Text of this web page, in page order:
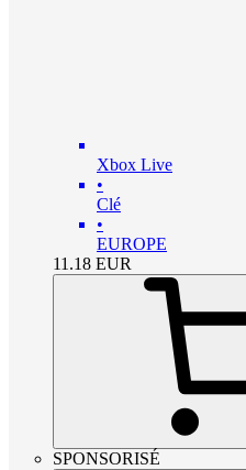
Xbox Live
•
Clé
•
EUROPE
11.18 EUR
SPONSORISÉ